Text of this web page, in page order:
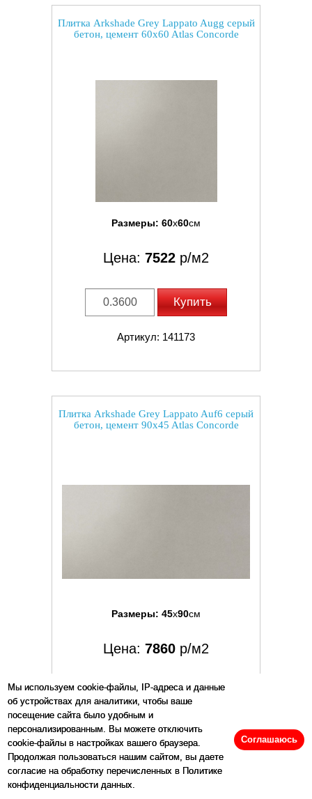
Мы используем cookie-файлы, IP-адреса и данные
об устройствах для аналитики, чтобы ваше
посещение сайта было удобным и
персонализированным. Вы можете отключить
cookie-файлы в настройках вашего браузера.
Продолжая пользоваться нашим сайтом, вы даете
согласие на обработку перечисленных в Политике
конфиденциальности данных.
Соглашаюсь
Плитка Arkshade Grey Lappato Augg серый
бетон, цемент 60x60 Atlas Concorde
Размеры: 60x60см
Цена: 7522 р/м2
Купить
Артикул: 141173
Плитка Arkshade Grey Lappato Auf6 серый
бетон, цемент 90x45 Atlas Concorde
Размеры: 45x90см
Цена: 7860 р/м2
Купить
Артикул: 141172